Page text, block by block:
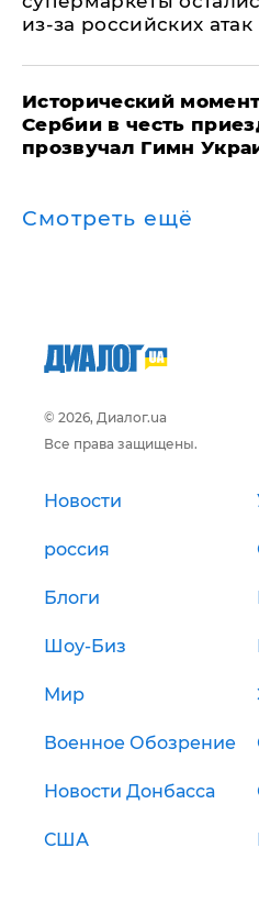
из-за российских атак
Исторический
Сербии в честь
прозвучал Гимн
Смотреть ещё
© 2026, Диалог.ua
Все права защищены.
Новости
россия
Блоги
Шоу-Биз
Мир
Военное Обозрение
Новости Донбасса
США